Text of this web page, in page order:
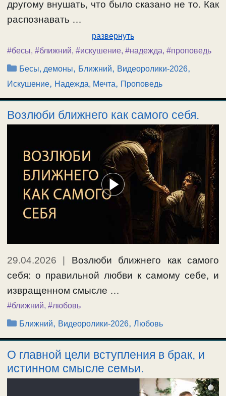
другому внушать, что было сказано не то. Как
распознавать …
развернуть
#бесы, #ближний, #искушение, #надежда, #проповедь
Рубрики
Бесы, демоны, Ближний, Видеоролики-2026,
Искушение, Надежда, Мечта, Проповедь
Возлюби ближнего как самого себя.
29.04.2026
Возлюби ближнего как самого
себя: о правильной любви к самому себе, и
извращенном смысле …
#ближний, #любовь
Рубрики
Ближний, Видеоролики-2026,Любовь
О главной цели вступления в брак, и
истинном смысле семьи.